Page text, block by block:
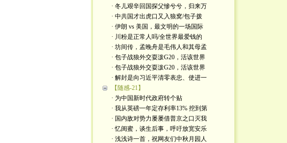
· 冬儿艰辛回国探父慘兮兮，归来万
· 中共国才出虎口又入狼窝/包子拨
· 伊朗 vs 美国，最文明的一场国际
· 川粉是正常人吗/全世界最爱钱的
· 坊间传，孟晚舟是毛伟人和其母孟
· 包子战狼外交耍泼G20，活该世界
· 包子战狼外交耍泼G20，活该世界
· 解封是向习近平清零表忠、使进一
【随感-21】
· 为中国新时代政府转个贴
· 我从英磅一年定存利率13% 挖到第
· 国内敌对势力屡屡借普京之口灭我
· 忆闺蜜，谈生后事，呼吁放宽安乐
· 浅浅诗一首，祝网友们中秋月园人